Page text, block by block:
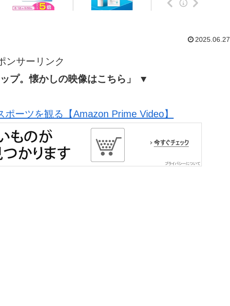
2025.06.27
ンサーリンク
ップ。懐かしの映像はこちら」 ▼
ーツを観る【Amazon Prime Video】